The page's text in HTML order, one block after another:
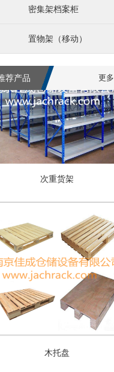
密集架档案柜
置物架（移动）
更多
荐产品
次重货架